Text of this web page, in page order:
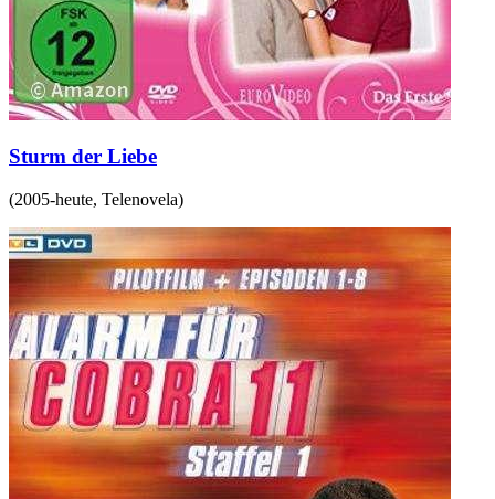
Sturm der Liebe
(2005-heute, Telenovela)